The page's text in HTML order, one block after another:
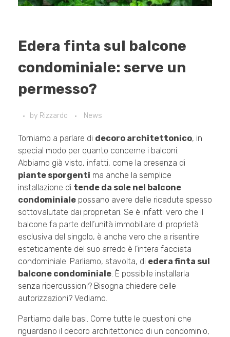
Edera finta sul balcone
condominiale: serve un
permesso?
by Rizzardo News
Torniamo a parlare di decoro architettonico, in
special modo per quanto concerne i balconi.
Abbiamo già visto, infatti, come la presenza di
piante sporgenti ma anche la semplice
installazione di tende da sole nel balcone
condominiale possano avere delle ricadute spesso
sottovalutate dai proprietari. Se è infatti vero che il
balcone fa parte dell’unità immobiliare di proprietà
esclusiva del singolo, è anche vero che a risentire
esteticamente del suo arredo è l’intera facciata
condominiale. Parliamo, stavolta, di edera finta sul
balcone condominiale. È possibile installarla
senza ripercussioni? Bisogna chiedere delle
autorizzazioni? Vediamo.
Partiamo dalle basi. Come tutte le questioni che
riguardano il decoro architettonico di un condominio,